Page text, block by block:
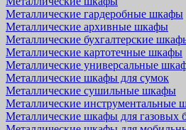
Металлические гардеробные шкафы
Металлические архивные шкафы
Металлические бухгалтерские
Металлические картотечные шкафы
Металлические универсальные
Металлические шкафы для сумок
Металлические сушильные шкафы
Металлические инструментальные
Металлические шкафы для газовых